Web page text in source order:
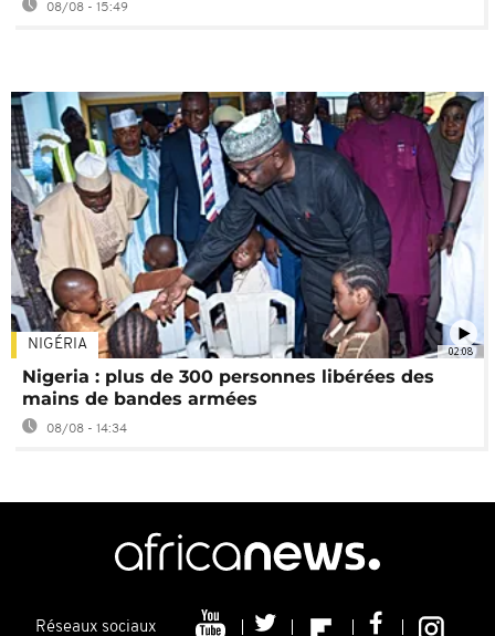
08/08 - 15:49
02:08
NIGÉRIA
Nigeria : plus de 300 personnes libérées des
mains de bandes armées
08/08 - 14:34
Réseaux sociaux